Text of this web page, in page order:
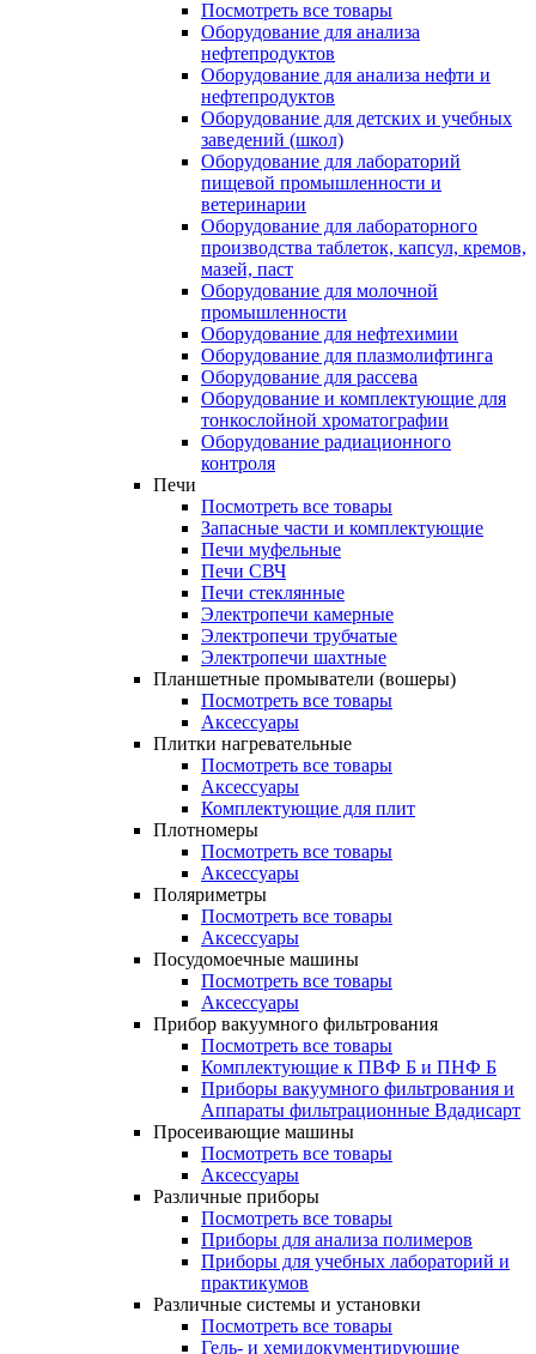
Посмотреть все товары
Оборудование для анализа
нефтепродуктов
Оборудование для анализа нефти и
нефтепродуктов
Оборудование для детских и учебных
заведений (школ)
Оборудование для лабораторий
пищевой промышленности и
ветеринарии
Оборудование для лабораторного
производства таблеток, капсул, кремов,
мазей, паст
Оборудование для молочной
промышленности
Оборудование для нефтехимии
Оборудование для плазмолифтинга
Оборудование для рассева
Оборудование и комплектующие для
тонкослойной хроматографии
Оборудование радиационного
контроля
Печи
Посмотреть все товары
Запасные части и комплектующие
Печи муфельные
Печи СВЧ
Печи стеклянные
Электропечи камерные
Электропечи трубчатые
Электропечи шахтные
Планшетные промыватели (вошеры)
Посмотреть все товары
Аксессуары
Плитки нагревательные
Посмотреть все товары
Аксессуары
Комплектующие для плит
Плотномеры
Посмотреть все товары
Аксессуары
Поляриметры
Посмотреть все товары
Аксессуары
Посудомоечные машины
Посмотреть все товары
Аксессуары
Прибор вакуумного фильтрования
Посмотреть все товары
Комплектующие к ПВФ Б и ПНФ Б
Приборы вакуумного фильтрования и
Аппараты фильтрационные Вдадисарт
Просеивающие машины
Посмотреть все товары
Аксессуары
Различные приборы
Посмотреть все товары
Приборы для анализа полимеров
Приборы для учебных лабораторий и
практикумов
Различные системы и установки
Посмотреть все товары
Гель- и хемидокументирующие